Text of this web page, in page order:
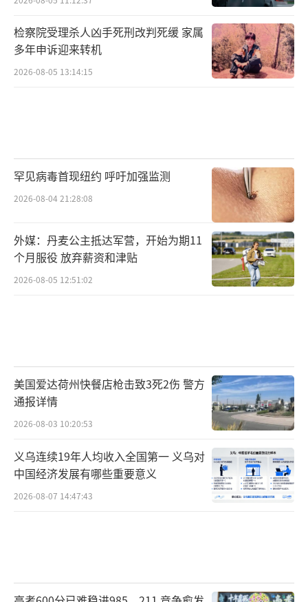
检察院受理杀人凶手死刑改判死缓 家属
多年申诉迎来转机
2026-08-05 13:14:15
罕见病毒首现纽约 呼吁加强监测
2026-08-04 21:28:08
外媒：丹麦公主抵达军营，开始为期11
个月服役 放弃薪资和津贴
2026-08-05 12:51:02
美国爱达荷州快餐店枪击致3死2伤 警方
通报详情
2026-08-03 10:20:53
义乌连续19年人均收入全国第一 义乌对
中国经济发展有哪些重要意义
2026-08-07 14:47:43